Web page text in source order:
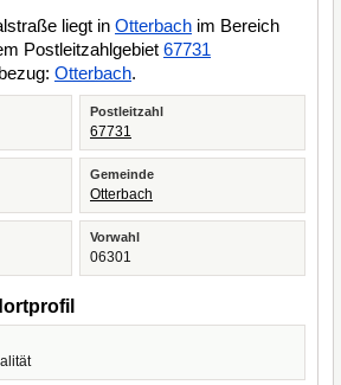
liegt in Otterbach im Bereich
Postleitzahlgebiet 67731
Otterbach.
Postleitzahl
67731
Gemeinde
Otterbach
Vorwahl
06301